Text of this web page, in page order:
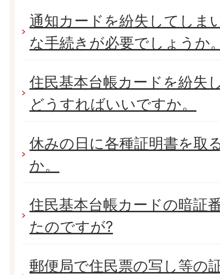
通知カードを紛失してしま
な手続きが必要でしょうか
住民基本台帳カードを紛失
どうすればいいですか。
休みの日に各種証明書を取
か。
住民基本台帳カードの暗証
たのですが?
郵便局で住民票の写し等の